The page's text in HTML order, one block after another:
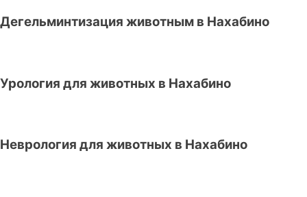
Дегельминтизация животным в Нахабино
Урология для животных в Нахабино
Неврология для животных в Нахабино